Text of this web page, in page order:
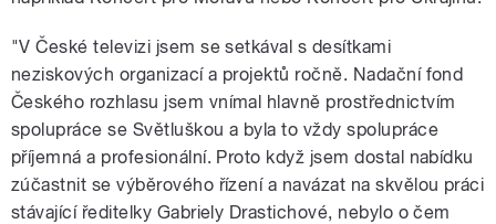
"V České televizi jsem se setkával s desítkami
neziskových organizací a projektů ročně. Nadační fond
Českého rozhlasu jsem vnímal hlavně prostřednictvím
spolupráce se Světluškou a byla to vždy spolupráce
příjemná a profesionální. Proto když jsem dostal nabídku
zúčastnit se výběrového řízení a navázat na skvělou práci
stávající ředitelky Gabriely Drastichové, nebylo o čem